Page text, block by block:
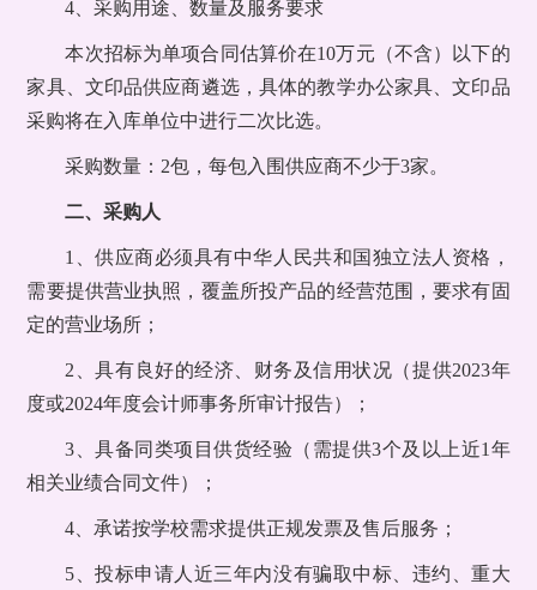
4、采购用途、数量及服务要求
本次招标为单项合同估算价在10万元（不含）以下的
家具、文印品供应商遴选，具体的教学办公家具、文印品
采购将在入库单位中进行二次比选。
采购数量：2包，每包入围供应商不少于3家。
二、采购人
1、供应商必须具有中华人民共和国独立法人资格，
需要提供营业执照，覆盖所投产品的经营范围，要求有固
定的营业场所；
2、具有良好的经济、财务及信用状况（提供2023年
度或2024年度会计师事务所审计报告）；
3、具备同类项目供货经验（需提供3个及以上近1年
相关业绩合同文件）；
4、承诺按学校需求提供正规发票及售后服务；
5、投标申请人近三年内没有骗取中标、违约、重大